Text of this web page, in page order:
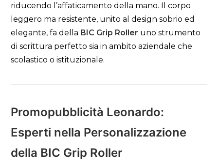
riducendo l’affaticamento della mano. Il corpo
leggero ma resistente, unito al design sobrio ed
elegante, fa della BIC Grip Roller uno strumento
di scrittura perfetto sia in ambito aziendale che
scolastico o istituzionale.
Promopubblicità Leonardo:
Esperti nella Personalizzazione
della BIC Grip Roller